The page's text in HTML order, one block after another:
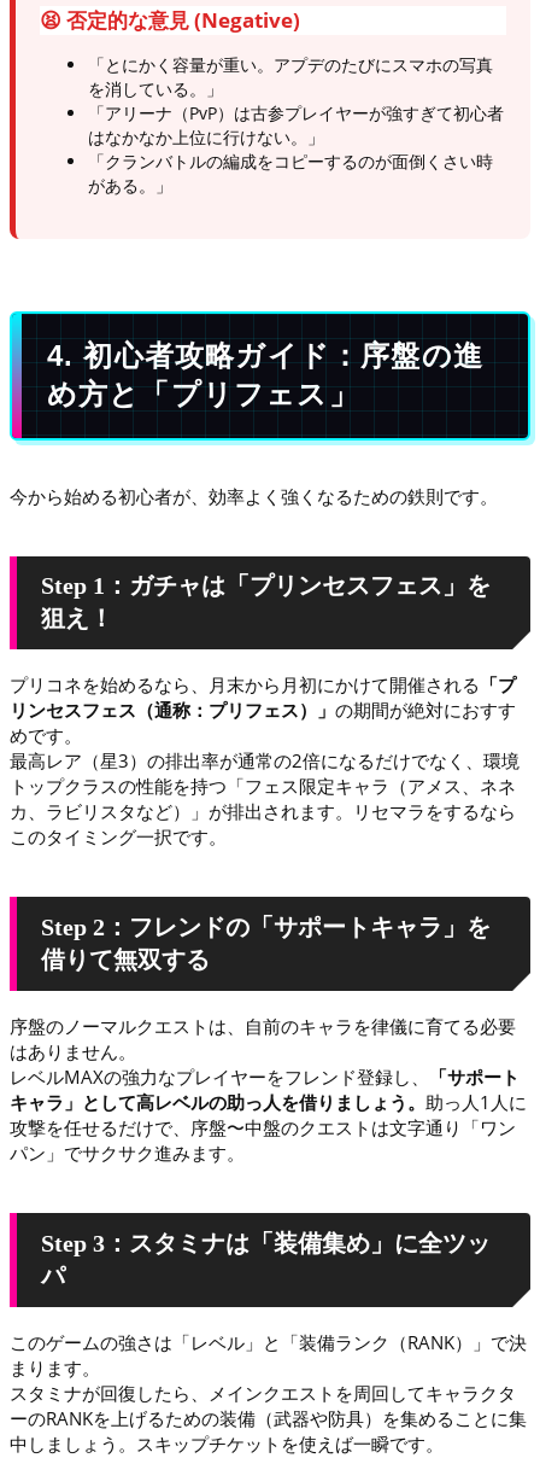
😫 否定的な意見 (Negative)
「とにかく容量が重い。アプデのたびにスマホの写真
を消している。」
「アリーナ（PvP）は古参プレイヤーが強すぎて初心者
はなかなか上位に行けない。」
「クランバトルの編成をコピーするのが面倒くさい時
がある。」
4. 初心者攻略ガイド：序盤の進
め方と「プリフェス」
今から始める初心者が、効率よく強くなるための鉄則です。
Step 1：ガチャは「プリンセスフェス」を
狙え！
プリコネを始めるなら、月末から月初にかけて開催される 「プ
リンセスフェス（通称：プリフェス）」 の期間が絶対におすす
めです。
最高レア（星3）の排出率が通常の2倍になるだけでなく、環境
トップクラスの性能を持つ「フェス限定キャラ（アメス、ネネ
カ、ラビリスタなど）」が排出されます。リセマラをするなら
このタイミング一択です。
Step 2：フレンドの「サポートキャラ」を
借りて無双する
序盤のノーマルクエストは、自前のキャラを律儀に育てる必要
はありません。
レベルMAXの強力なプレイヤーをフレンド登録し、
「サポート
キャラ」として高レベルの助っ人を借りましょう。 助っ人1人に
攻撃を任せるだけで、序盤〜中盤のクエストは文字通り「ワン
パン」でサクサク進みます。
Step 3：スタミナは「装備集め」に全ツッ
パ
このゲームの強さは「レベル」と「装備ランク（RANK）」で決
まります。
スタミナが回復したら、メインクエストを周回してキャラクタ
ーのRANKを上げるための装備（武器や防具）を集めることに集
中しましょう。スキップチケットを使えば一瞬です。